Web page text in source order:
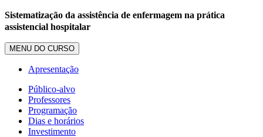
Sistematização da assistência de enfermagem na prática
assistencial hospitalar
MENU DO CURSO
Apresentação
Público-alvo
Professores
Programação
Dias e horários
Investimento